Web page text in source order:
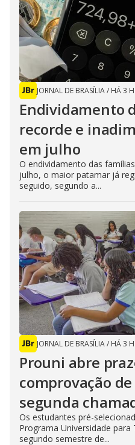
JORNAL DE BRASÍLIA/ HÁ 3
Endividamento
recorde e
em julho
O endividamento das
julho, o maior patamar já
seguido, segundo a...
JORNAL DE BRASÍLIA/ HÁ 3
Prouni abre
comprovação
segunda
Os estudantes pré-
Programa Universidade
segundo semestre de...